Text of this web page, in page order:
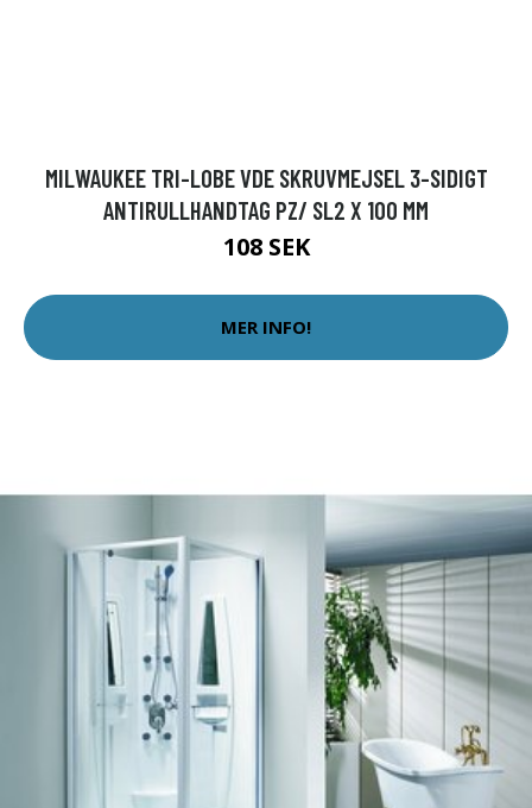
MILWAUKEE TRI-LOBE VDE SKRUVMEJSEL 3-SIDIGT
ANTIRULLHANDTAG PZ/ SL2 X 100 MM
108 SEK
MER INFO!